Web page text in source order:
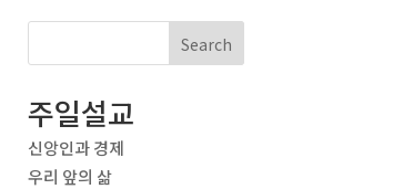
Search
주일설교
신앙인과 경제
우리 앞의 삶